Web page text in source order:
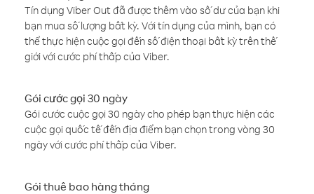
Tín dụng Viber Out đã được thêm vào số dư của bạn khi
bạn mua số lượng bất kỳ. Với tín dụng của mình, bạn có
thể thực hiện cuộc gọi đến số điện thoại bất kỳ trên thế
giới với cước phí thấp của Viber.
Gói cước gọi 30 ngày
Gói cước cuộc gọi 30 ngày cho phép bạn thực hiện các
cuộc gọi quốc tế đến địa điểm bạn chọn trong vòng 30
ngày với cước phí thấp của Viber.
Gói thuê bao hàng tháng